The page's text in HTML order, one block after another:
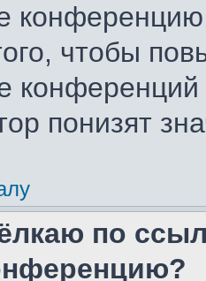
чтобы
понизят
по